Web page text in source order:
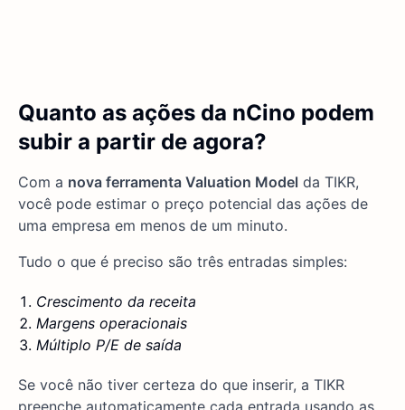
Quanto as ações da nCino podem
subir a partir de agora?
Com a nova ferramenta Valuation Model da TIKR,
você pode estimar o preço potencial das ações de
uma empresa em menos de um minuto.
Tudo o que é preciso são três entradas simples:
Crescimento da receita
Margens operacionais
Múltiplo P/E de saída
Se você não tiver certeza do que inserir, a TIKR